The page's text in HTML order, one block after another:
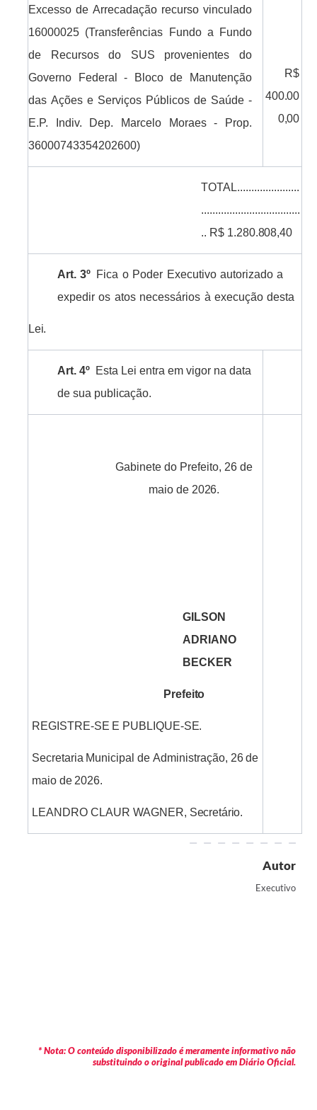
Excesso de Arrecadação recurso vinculado
16000025 (Transferências Fundo a Fundo
de Recursos do SUS provenientes do
Governo Federal - Bloco de Manutenção
das Ações e Serviços Públicos de Saúde -
E.P.
Indiv. Dep.
Marcelo Moraes - Prop.
36000743354202600)
R$
400.00
0,00
TOTAL......................
...................................
.. R$ 1.280.808,40
Art. 3º Fica o Poder Executivo autorizado a
expedir os atos necessários à execução desta
Lei.
Art. 4º Esta Lei entra em vigor na data
de sua publicação.
Gabinete do Prefeito, 26 de
maio de 2026.
GILSON
ADRIANO
BECKER
Prefeito
REGISTRE-SE E PUBLIQUE-SE.
Secretaria Municipal de Administração, 26de
maio de2026.
LEANDRO CLAUR WAGNER, Secretário.
Autor
Executivo
* Nota: O conteúdo disponibilizado é meramente informativo não
substituindo o original publicado em Diário Oficial.